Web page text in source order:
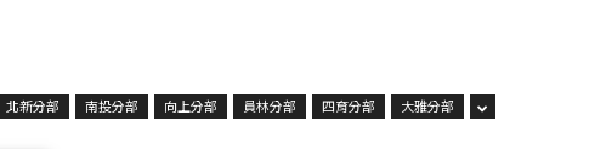
北新分部 南投分部 向上分部 員林分部 四育分部 大雅分部